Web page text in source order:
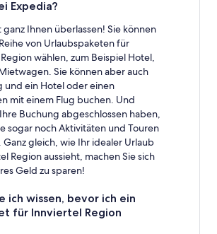
Expedia?
ganz Ihnen überlassen! Sie können
von Urlaubspaketen für
wählen, zum Beispiel Hotel,
Sie können aber auch
und ein Hotel oder einen
mit einem Flug buchen. Und
Buchung abgeschlossen haben,
sogar noch Aktivitäten und Touren
Ganz gleich, wie Ihr idealer Urlaub
Region aussieht, machen Sie sich
Geld zu sparen!
ich wissen, bevor ich ein
für Innviertel Region